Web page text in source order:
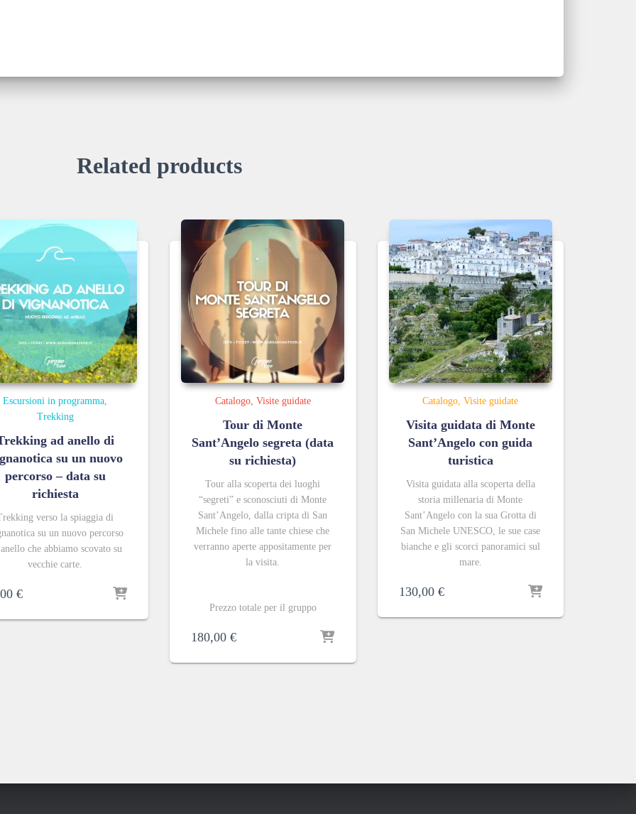
Related products
Escursioni in programma
Trekking
ad anello di
su un nuovo
percorso – data su
richiesta
verso la spiaggia di
su un nuovo percorso
che abbiamo scovato su
vecchie carte.
€
Catalogo Visite guidate
Tour di Monte
Sant’Angelo segreta (data
su richiesta)
Tour alla scoperta dei luoghi
“segreti” e sconosciuti di Monte
Sant’Angelo, dalla cripta di San
Michele fino alle tante chiese che
verranno aperte appositamente per
la visita.
Prezzo totale per il gruppo
180,00 €
Catalogo Visite guidate
Visita guidata di Monte
Sant’Angelo con guida
turistica
Visita guidata alla scoperta della
storia millenaria di Monte
Sant’Angelo con la sua Grotta di
San Michele UNESCO, le sue case
bianche e gli scorci panoramici sul
mare.
130,00 €